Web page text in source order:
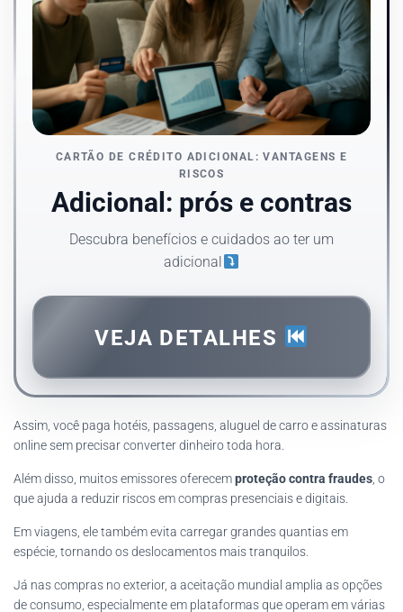
CARTÃO DE CRÉDITO ADICIONAL: VANTAGENS E
RISCOS
Adicional: prós e contras
Descubra benefícios e cuidados ao ter um
adicional
VEJA DETALHES
Assim, você paga hotéis, passagens, aluguel de carro e assinaturas
online sem precisar converter dinheiro toda hora.
Além disso, muitos emissores oferecemproteção contra fraudes, o
que ajuda a reduzir riscos em compras presenciais e digitais.
Em viagens, ele também evita carregar grandes quantias em
espécie, tornando os deslocamentos mais tranquilos.
Já nas compras no exterior, a aceitação mundial amplia as opções
de consumo, especialmente em plataformas que operam em várias